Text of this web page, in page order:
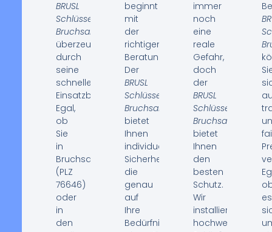
BRUSL
Schlüsseldienst
Bruchsal
überzeugt
durch
seine
schnelle
Einsatzbereitschaft.
Egal,
ob
Sie
in
Bruchsal
(PLZ
76646)
oder
in
den
beginnt
mit
der
richtigen
Beratung.
Der
BRUSL
Schlüsseldienst
Bruchsal
bietet
Ihnen
individuelle
Sicherheitslösungen,
die
genau
auf
Ihre
Bedürfnisse
immer
noch
eine
reale
Gefahr,
doch
der
BRUSL
Schlüsseldienst
Bruchsal
bietet
Ihnen
den
besten
Schutz.
Wir
installieren
hochwertige
es